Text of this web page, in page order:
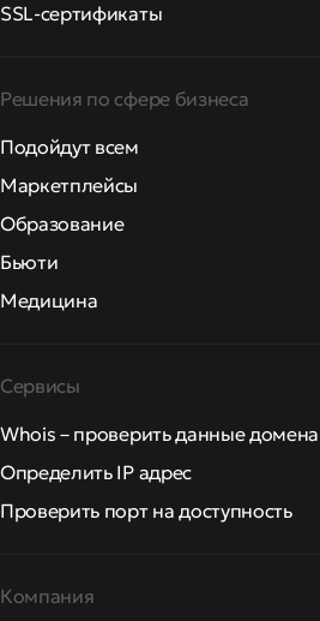
SSL-сертификаты
Решения по сфере бизнеса
Подойдут всем
Маркетплейсы
Образование
Бьюти
Медицина
Сервисы
Whois – проверить данные домена
Определить IP адрес
Проверить порт на доступность
Компания